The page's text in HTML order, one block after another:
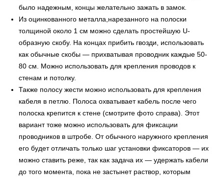
было надежным, концы желательно зажать в замок.
Из оцинкованного металла,нарезанного на полоски
толщиной около 1 см можно сделать простейшую U-
образную скобу. На концах прибить гвозди, использовать
как обычные скобы — прихватывая проводник каждые 50-
80 см. Можно использовать для крепления проводов к
стенам и потолку.
Также полосу жести можно использовать для крепления
кабеля в петлю. Полоса охватывает кабель после чего
полоска крепится к стене (смотрите фото справа). Этот
вариант тоже можно использовать для фиксации
проводников в штробе. От обычного наружного крепления
его будет отличать только шаг установки фиксаторов — их
можно ставить реже, так как задача их — удержать кабели
до того момента, пока не застынет раствор, которым